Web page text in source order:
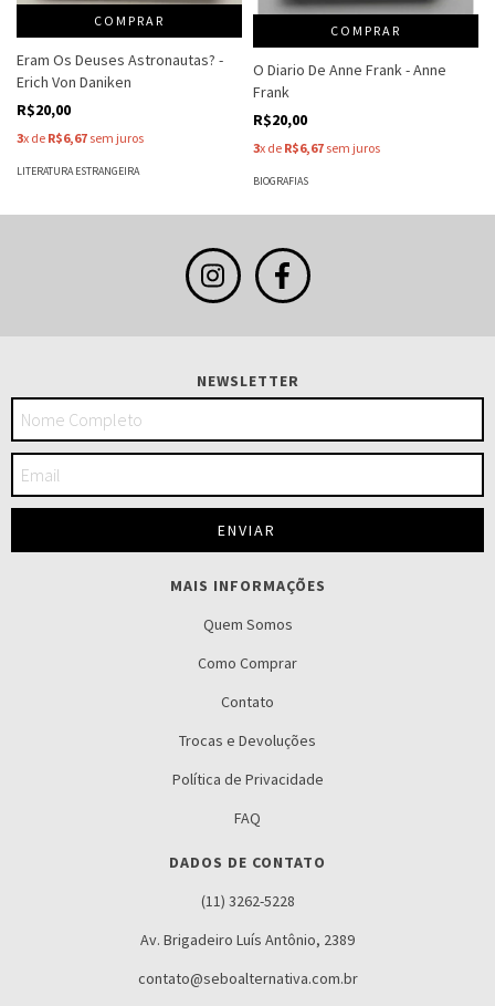
COMPRAR
Eram Os Deuses Astronautas? -
Erich Von Daniken
R$20,00
3x de R$6,67 sem juros
LITERATURA ESTRANGEIRA
COMPRAR
O Diario De Anne Frank - Anne
Frank
R$20,00
3x de R$6,67 sem juros
BIOGRAFIAS
NEWSLETTER
MAIS INFORMAÇÕES
Quem Somos
Como Comprar
Contato
Trocas e Devoluções
Política de Privacidade
FAQ
DADOS DE CONTATO
(11) 3262-5228
Av. Brigadeiro Luís Antônio, 2389
contato@seboalternativa.com.br